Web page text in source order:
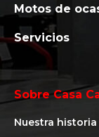
Motos de
Servicios
Sobre Casa
Nuestra historia